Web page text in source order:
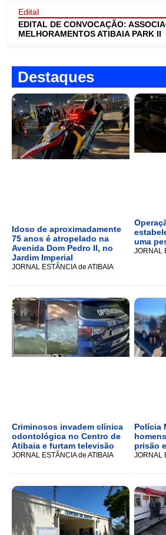
Edital
EDITAL DE CONVOCAÇÃO:
MELHORAMENTOS ATIBAIA PARK II
Destaques
Idoso de aproximadamente
75 anos é atropelado na
Avenida Dom Pedro II, no
Jardim Imperial
JORNAL ESTÂNCIA de ATIBAIA
uma
JORNAL
Criminosos invadem clínica
odontológica no Centro de
Atibaia e furtam televisão
JORNAL ESTÂNCIA de ATIBAIA
Polícia
prisão
JORNAL